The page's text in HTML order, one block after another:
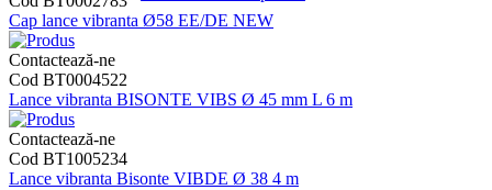
Cap lance vibranta Ø58 EE/DE NEW
Contactează-ne
Cod BT0004522
Lance vibranta BISONTE VIBS Ø 45 mm L 6 m
Contactează-ne
Cod BT1005234
Lance vibranta Bisonte VIBDE Ø 38 4 m